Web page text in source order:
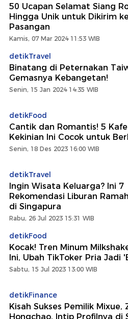
50 Ucapan Selamat Siang
Hingga Unik untuk Dikirim
Pasangan
Kamis, 07 Mar 2024 11:53 WIB
detikTravel
Binatang di Peternakan
Gemasnya Kebangetan!
Senin, 15 Jan 2024 14:35 WIB
detikFood
Cantik dan Romantis! 5 Kafe
Kekinian Ini Cocok untuk
Senin, 18 Des 2023 16:00 WIB
detikTravel
Ingin Wisata Keluarga? Ini 7
Rekomendasi Liburan
di Singapura
Rabu, 26 Jul 2023 15:31 WIB
detikFood
Kocak! Tren Minum
Ini, Ubah TikToker Pria Jadi
Sabtu, 15 Jul 2023 13:00 WIB
detikFinance
Kisah Sukses Pemilik Mixue,
Hongchao, Intip Profilnya di